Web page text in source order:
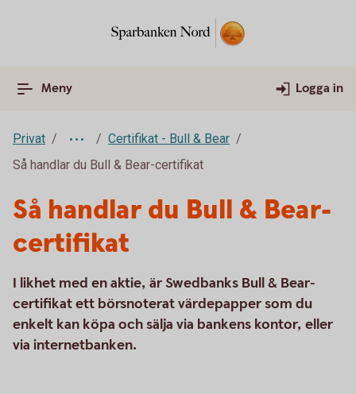
Meny Logga in
Privat
Certifikat - Bull & Bear
Så handlar du Bull & Bear-certifikat
Så handlar du Bull & Bear-
certifikat
I likhet med en aktie, är Swedbanks Bull & Bear-
certifikat ett börsnoterat värdepapper som du
enkelt kan köpa och sälja via bankens kontor, eller
via internetbanken.